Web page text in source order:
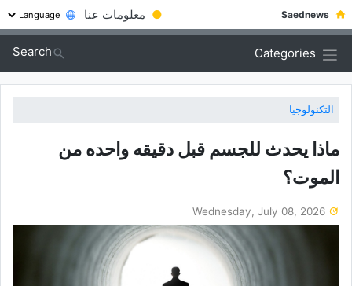
Saednews
● معلومات عنا
Categories
Search
التكنولوجيا
ماذا یحدث للجسم قبل دقیقه واحده من
الموت؟